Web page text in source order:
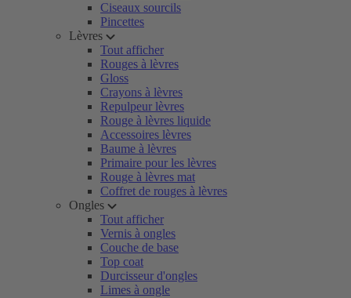
Ciseaux sourcils
Pincettes
Lèvres
Tout afficher
Rouges à lèvres
Gloss
Crayons à lèvres
Repulpeur lèvres
Rouge à lèvres liquide
Accessoires lèvres
Baume à lèvres
Primaire pour les lèvres
Rouge à lèvres mat
Coffret de rouges à lèvres
Ongles
Tout afficher
Vernis à ongles
Couche de base
Top coat
Durcisseur d'ongles
Limes à ongle